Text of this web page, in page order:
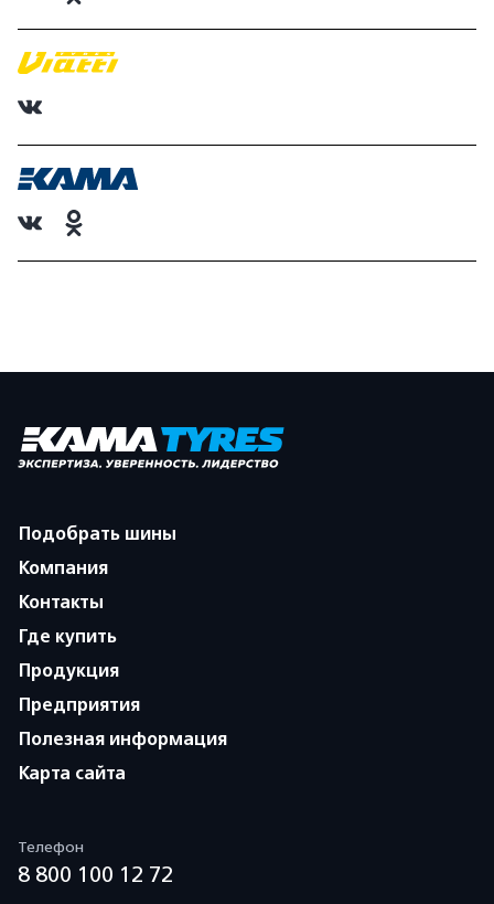
Подобрать шины
Компания
Контакты
Где купить
Продукция
Предприятия
Полезная информация
Карта сайта
Телефон
8 800 100 12 72